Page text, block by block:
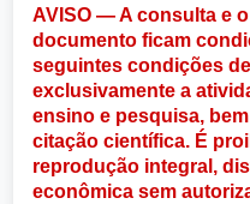
AVISO — A consulta e
documento ficam
seguintes condições
exclusivamente a
ensino e pesquisa,
citação científica. É
reprodução integral,
econômica sem